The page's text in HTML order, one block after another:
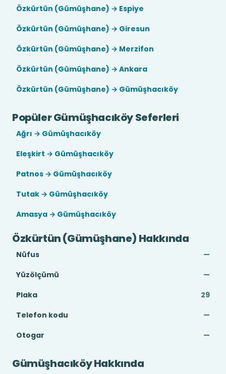
Özkürtün (Gümüşhane) → Espiye
Özkürtün (Gümüşhane) → Giresun
Özkürtün (Gümüşhane) → Merzifon
Özkürtün (Gümüşhane) → Ankara
Özkürtün (Gümüşhane) → Gümüşhacıköy
Popüler Gümüşhacıköy Seferleri
Ağrı → Gümüşhacıköy
Eleşkirt → Gümüşhacıköy
Patnos → Gümüşhacıköy
Tutak → Gümüşhacıköy
Amasya → Gümüşhacıköy
Özkürtün (Gümüşhane) Hakkında
Nüfus
—
Yüzölçümü
—
Plaka
29
Telefon kodu
—
Otogar
—
Gümüşhacıköy Hakkında